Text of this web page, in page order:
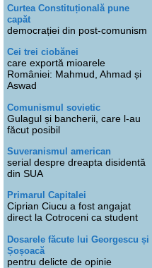
Curtea Constituțională pune
capăt
democrației din post-comunism
Cei trei ciobănei
care exportă mioarele
României: Mahmud, Ahmad și
Aswad
Comunismul sovietic
Gulagul și bancherii, care l-au
făcut posibil
Suveranismul american
serial despre dreapta disidentă
din SUA
Primarul Capitalei
Ciprian Ciucu a fost angajat
direct la Cotroceni ca student
Dosarele făcute lui Georgescu și
Șoșoacă
pentru delicte de opinie